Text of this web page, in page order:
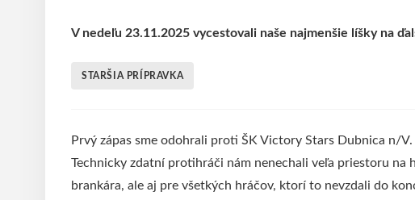
V nedeľu 23.11.2025 vycestovali naše najmenšie líšky na
STARŠIA PRÍPRAVKA
Prvý zápas sme odohrali proti ŠK Victory Stars Dubnica n/
Technicky zdatní protihráči nám nenechali veľa priestoru na
brankára, ale aj pre všetkých hráčov, ktorí to nevzdali do